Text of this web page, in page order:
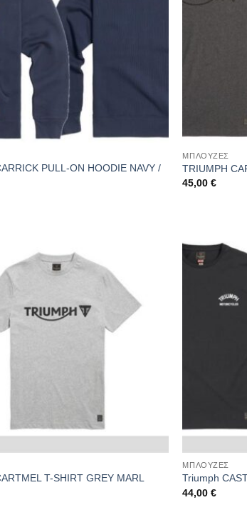
PULL-ON HOODIE NAVY /
ΜΠΛΟΥΖΕΣ
TRIUMPH
45,00€
T-SHIRT GREY MARL
ΜΠΛΟΥΖΕΣ
Triumph
44,00€